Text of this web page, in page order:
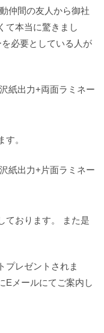
仲間の友人から御社
て本当に驚きまし
必要としている人が
紙出力+両面ラミネー
。
紙出力+片面ラミネー
ております。 また是
プレゼントされま
Eメールにてご案内し